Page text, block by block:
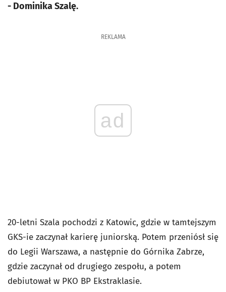
- Dominika Szalę.
REKLAMA
ad
20-letni Szala pochodzi z Katowic, gdzie w tamtejszym
GKS-ie zaczynał karierę juniorską. Potem przeniósł się
do Legii Warszawa, a następnie do Górnika Zabrze,
gdzie zaczynał od drugiego zespołu, a potem
debiutował w PKO BP Ekstraklasie.